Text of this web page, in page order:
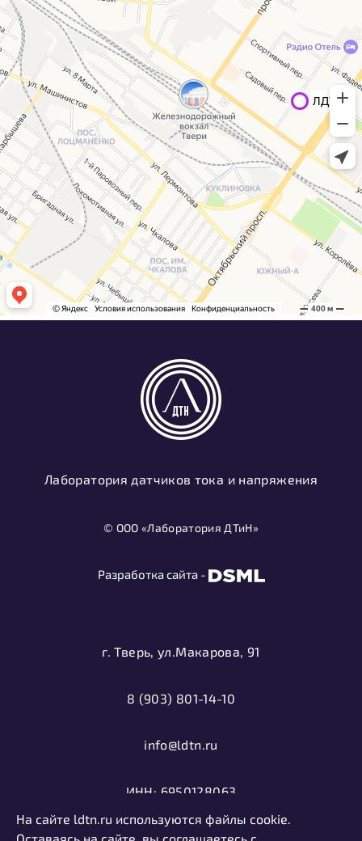
Лаборатория датчиков тока и напряжения
© ООО «Лаборатория ДТиН»
Разработка сайта -
г. Тверь, ул.Макарова, 91
8 (903) 801-14-10
info@ldtn.ru
ИНН: 6950128063
ОГРН: 1116952000406
На сайте ldtn.ru используются файлы cookie.